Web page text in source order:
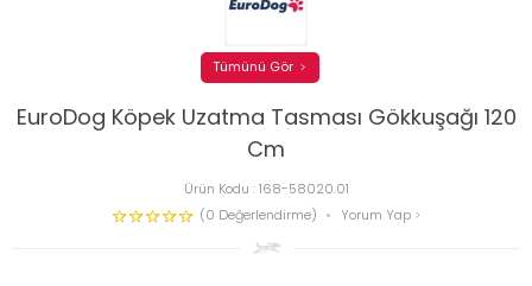
EuroDog Köpek Uzatma Tasması Gökkuşağı 120
Cm
Ürün Kodu :168-58020.01
(0 Değerlendirme)
Yorum Yap
Tümünü Gör